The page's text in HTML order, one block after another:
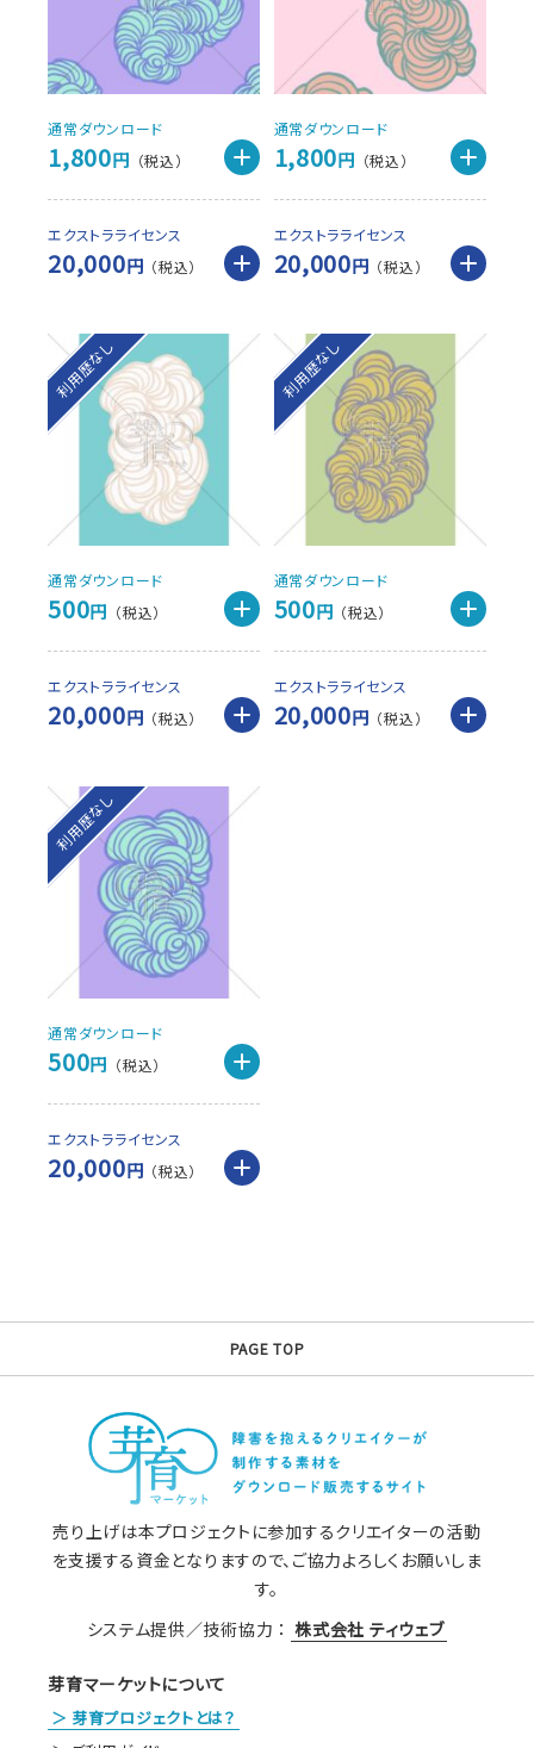
通常ダウンロード
1,800円
エクストラライセンス
20,000円
通常ダウンロード
1,800円
エクストラライセンス
20,000円
利用歴なし
通常ダウンロード
500円
エクストラライセンス
20,000円
利用歴なし
通常ダウンロード
500円
エクストラライセンス
20,000円
利用歴なし
通常ダウンロード
500円
エクストラライセンス
20,000円
PAGE TOP
売り上げは本プロジェクトに参加するクリエイターの活動
を支援する資金となりますので、ご協力よろしくお願いしま
す。
システム提供／技術協力 ： 株式会社 ティウェブ
芽育マーケットについて
芽育プロジェクトとは？